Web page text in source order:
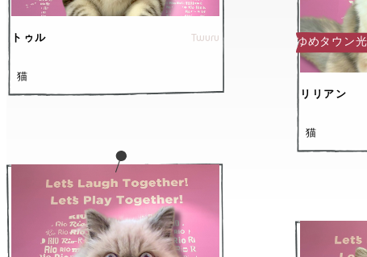
トゥル Twuru
猫
ゆめタウン
リリアン
猫